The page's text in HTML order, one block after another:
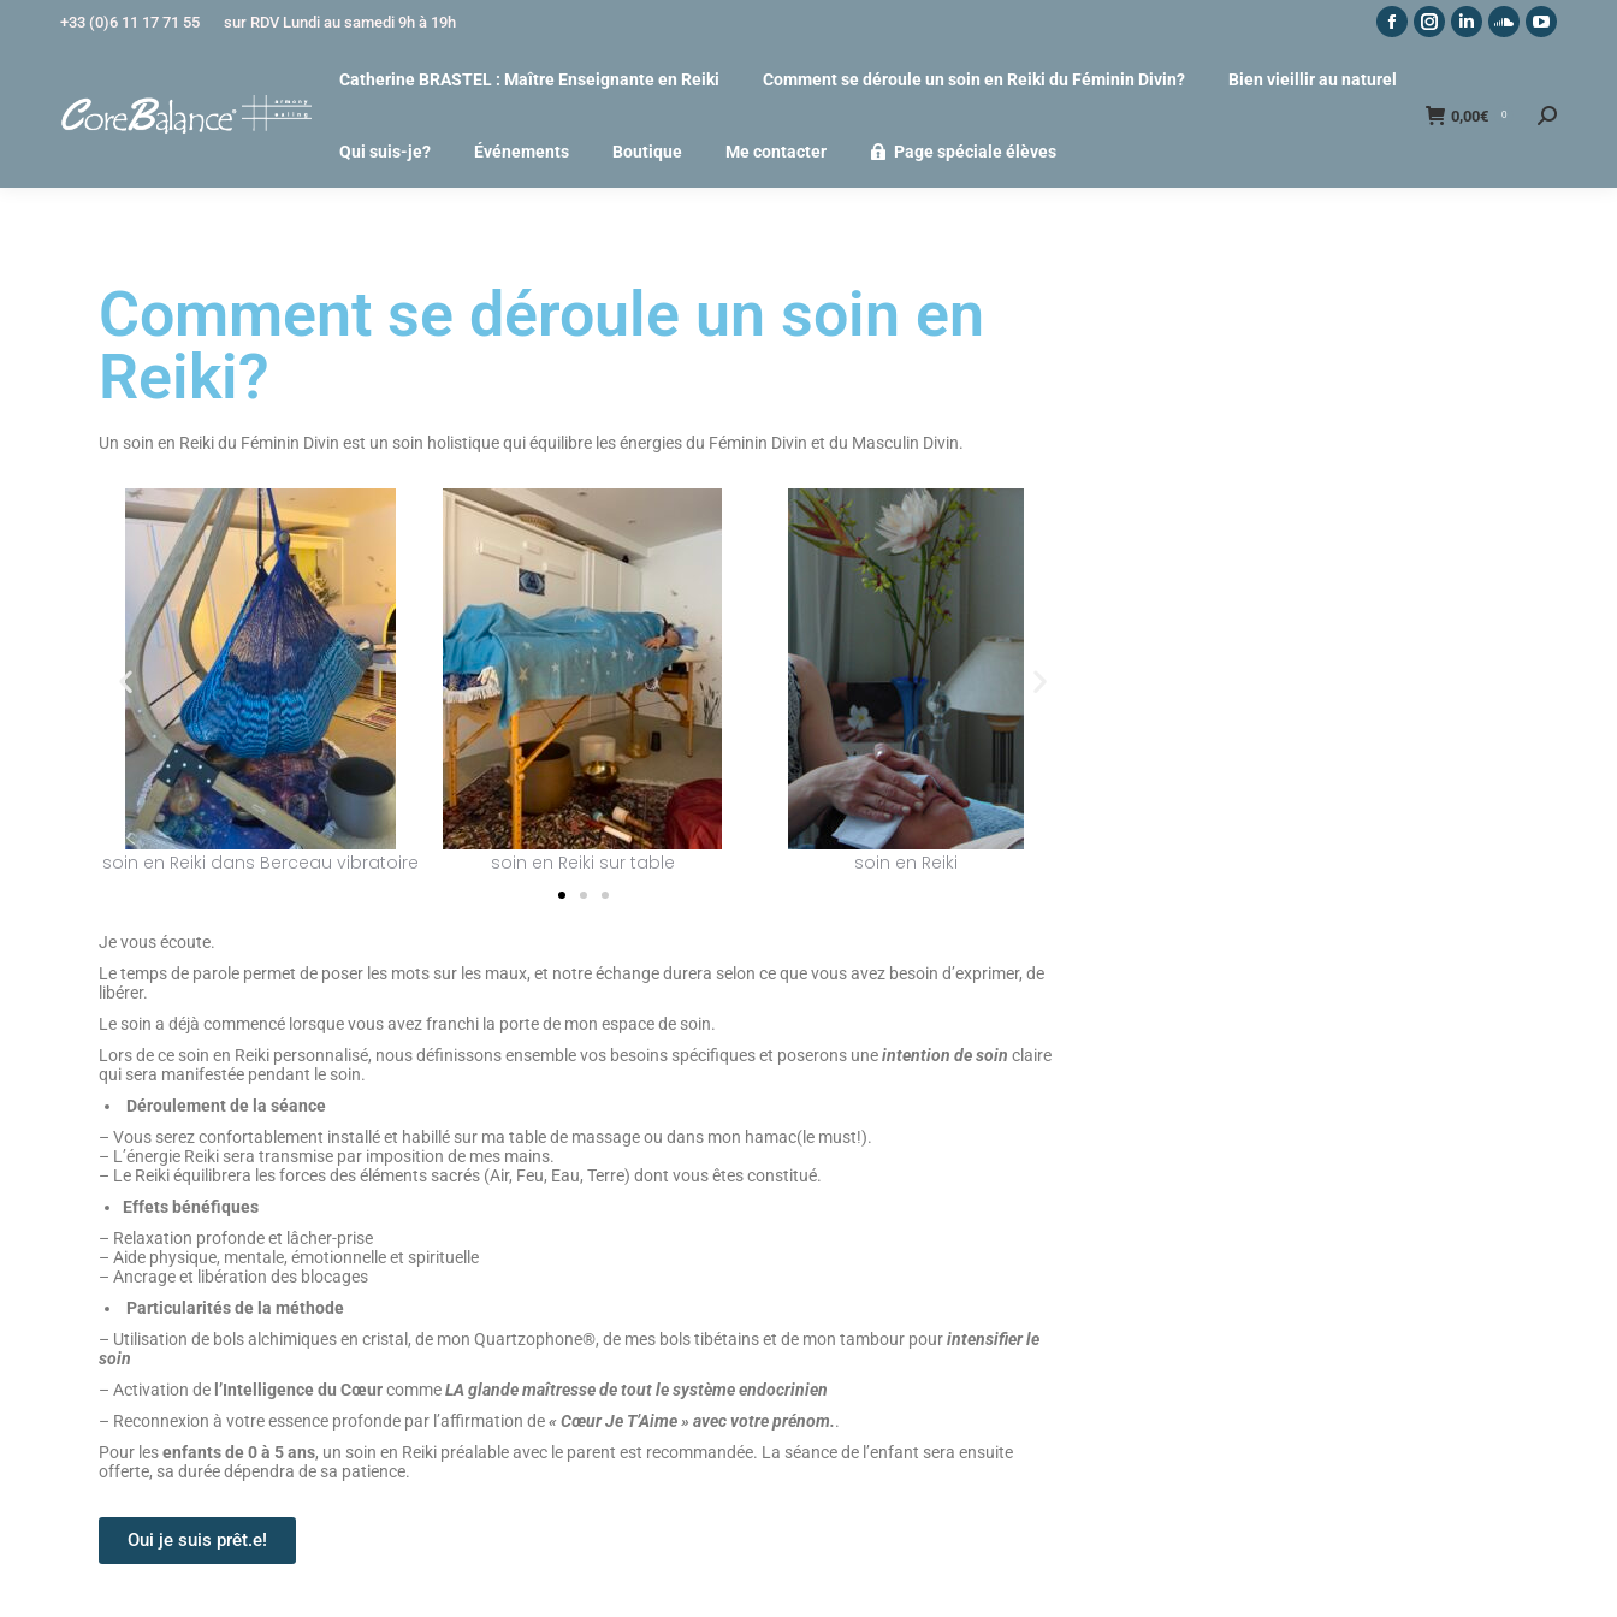
+33 (0)6 11 17 71 55 sur RDV Lundi au samedi 9h à 19h
Catherine BRASTEL : Maître Enseignante en Reiki Comment se déroule un soin en Reiki du Féminin Divin? Bien vieillir au naturel
Qui suis-je? Événements Boutique Me contacter Page spéciale élèves
0,00€ 0
Comment se déroule un soin en
Reiki?
Un soin en Reiki du Féminin Divin est un soin holistique qui équilibre les énergies du Féminin Divin et du Masculin Divin.
soin en Reiki dans Berceau vibratoire soin en Reiki sur table soin en Reiki
Je vous écoute.
Le temps de parole permet de poser les mots sur les maux, et notre échange durera selon ce que vous avez besoin d’exprimer, de
libérer.
Le soin a déjà commencé lorsque vous avez franchi la porte de mon espace de soin.
Lors de ce soin en Reiki personnalisé, nous définissons ensemble vos besoins spécifiques et poserons uneintention de soin claire
qui sera manifestée pendant le soin.
Déroulement de la séance
– Vous serez confortablement installé et habillé sur ma table de massage ou dans mon hamac(le must!).
– L’énergie Reiki sera transmise par imposition de mes mains.
– Le Reiki équilibrera les forces des éléments sacrés (Air, Feu, Eau, Terre) dont vous êtes constitué.
Effets bénéfiques
– Relaxation profonde et lâcher-prise
– Aide physique, mentale, émotionnelle et spirituelle
– Ancrage et libération des blocages
Particularités de la méthode
– Utilisation de bols alchimiques en cristal, de mon Quartzophone®, de mes bols tibétains et de mon tambour pourintensifier le
soin
– Activation de l’Intelligence du CœurcommeLA glande maîtresse de tout le système endocrinien
– Reconnexion à votre essence profonde par l’affirmation de« Cœur Je T’Aime » avec votre prénom..
Pour lesenfants de 0 à 5 ans, un soin en Reiki préalable avec le parent est recommandée. La séance de l’enfant sera ensuite
offerte, sa durée dépendra de sa patience.
Oui je suis prêt.e!